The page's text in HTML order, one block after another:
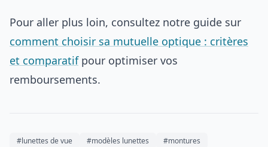
Pour aller plus loin, consultez notre guide sur
comment choisir sa mutuelle optique : critères
et comparatifpour optimiser vos
remboursements.
#lunettes de vue #modèles lunettes
#montures